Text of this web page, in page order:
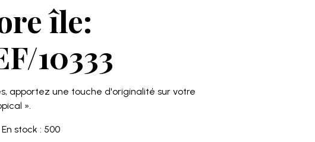
île:
10333
apportez une touche d'originalité sur votre
».
En stock : 500